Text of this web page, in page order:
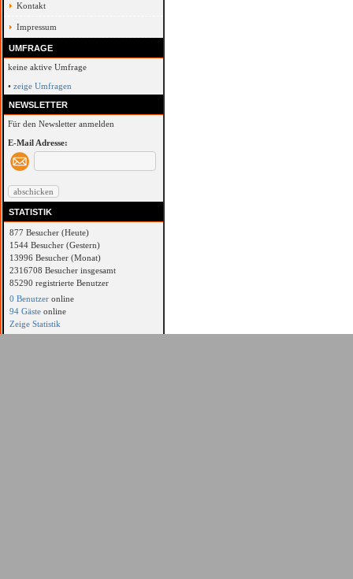
Kontakt
Impressum
UMFRAGE
keine aktive Umfrage
• zeige Umfragen
NEWSLETTER
Für den Newsletter anmelden
E-Mail Adresse:
STATISTIK
877 Besucher (Heute)
1544 Besucher (Gestern)
13996 Besucher (Monat)
2316708 Besucher insgesamt
85290 registrierte Benutzer
0 Benutzer online
94 Gäste online
Zeige Statistik